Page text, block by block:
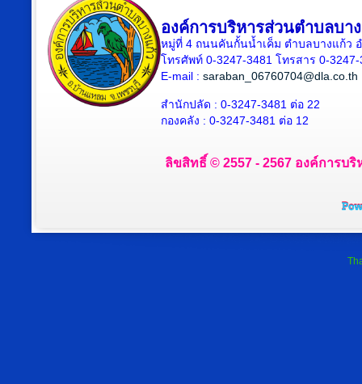
องค์การบริหารส่วนตำบลบา
หมู่ที่ 4 ถนนคันกั้นน้ำเค็ม ตำบลบางแก้ว
โทรศัพท์ 0-3247-3481 โทรสาร 0-3247-
E-mail : saraban_06760704@dla.co.th
สำนักปลัด : 0-3247-3481 ต่อ 22
กองคลัง : 0-3247-3481 ต่อ 12
ลิขสิทธิ์ © 2557 - 2567 องค์การบ